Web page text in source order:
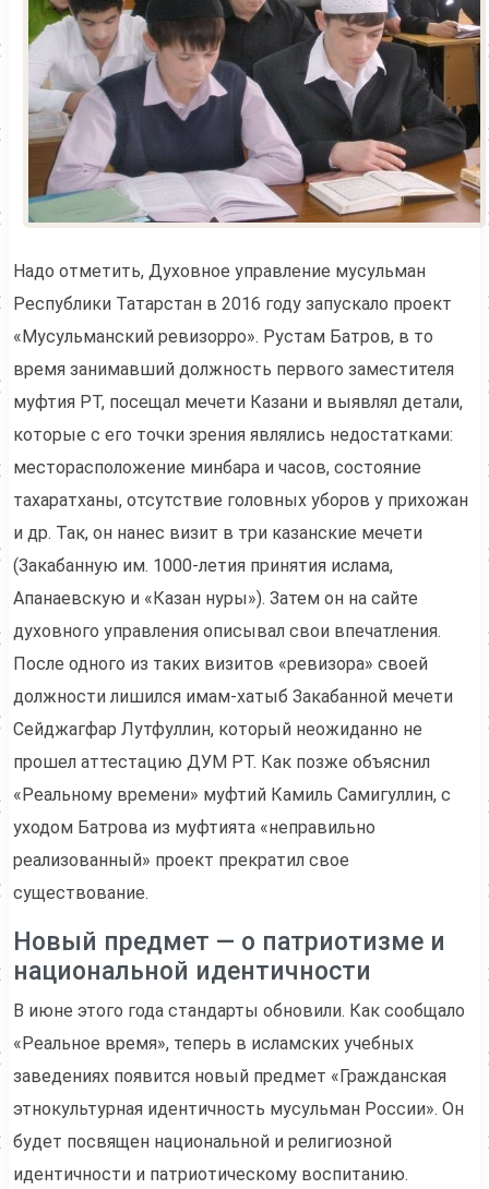
Надо отметить, Духовное управление мусульман
Республики Татарстан в 2016 году запускало проект
«Мусульманский ревизорро». Рустам Батров, в то
время занимавший должность первого заместителя
муфтия РТ, посещал мечети Казани и выявлял детали,
которые с его точки зрения являлись недостатками:
месторасположение минбара и часов, состояние
тахаратханы, отсутствие головных уборов у прихожан
и др. Так, он нанес визит в три казанские мечети
(Закабанную им. 1000-летия принятия ислама,
Апанаевскую и «Казан нуры»). Затем он на сайте
духовного управления описывал свои впечатления.
После одного из таких визитов «ревизора» своей
должности лишился имам-хатыб Закабанной мечети
Сейджагфар Лутфуллин, который неожиданно не
прошел аттестацию ДУМ РТ. Как позже объяснил
«Реальному времени» муфтий Камиль Самигуллин, с
уходом Батрова из муфтията «неправильно
реализованный» проект прекратил свое
существование.
Новый предмет — о патриотизме и
национальной идентичности
В июне этого года стандарты обновили. Как сообщало
«Реальное время», теперь в исламских учебных
заведениях появится новый предмет «Гражданская
этнокультурная идентичность мусульман России». Он
будет посвящен национальной и религиозной
идентичности и патриотическому воспитанию.